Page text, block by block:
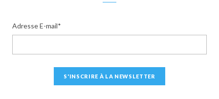
Adresse E-mail*